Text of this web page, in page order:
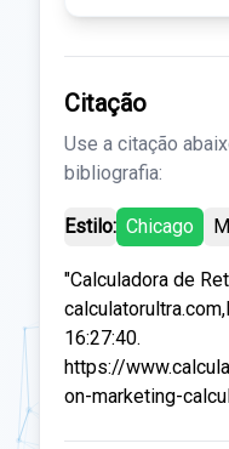
Citação
Use a citação
bibliografia:
Estilo: Chicago
"Calculadora de
16:27:40.
https://
on-marketing-